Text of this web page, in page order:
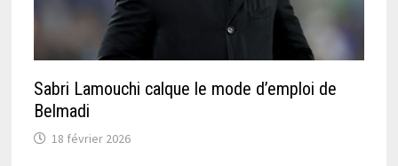
Sabri Lamouchi calque le mode d’emploi de
Belmadi
18 février 2026